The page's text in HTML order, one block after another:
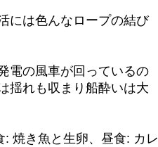
には色んなロープの結び
電の風車が回っているの
揺れも収まり船酔いは大
焼き魚と生卵、昼食: カレ